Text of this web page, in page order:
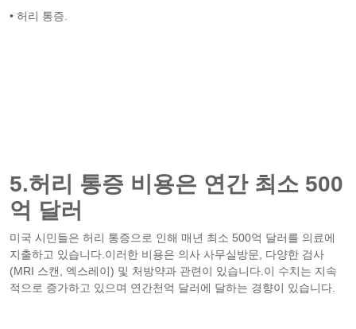
• 허리 통증.
5.허리 통증 비용은 연간 최소 500
억 달러
미국 시민들은 허리 통증으로 인해 매년 최소 500억 달러를 의료에
지출하고 있습니다.이러한 비용은 의사 사무실방문, 다양한 검사
(MRI 스캔, 엑스레이) 및 처방약과 관련이 있습니다.이 수치는 지속
적으로 증가하고 있으며 연간천억 달러에 달하는 경향이 있습니다.